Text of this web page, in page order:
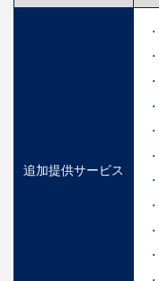
追加提供サービス